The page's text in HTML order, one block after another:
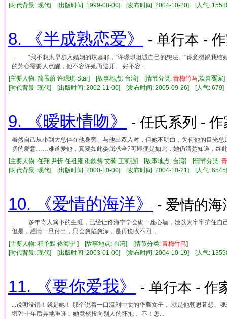
[时代背景: 现代] [出版时间: 1999-08-00] [发布时间: 2004-10-20] [人气:
8. 《半成熟恋爱》 - 单行本 -
... “我不想太早步入婚姻的坟墓耶，”许璟琪坦诚自己的想法。“你觉得跟我
的芳心需要人点醒，他不容许她再逃开。 好不容...
[主要人物: 简孟蔚 许璟琪 Star] [故事地点: 台湾] [情节分类: 青梅竹马 ,欢喜冤
[时代背景: 现代] [出版时间: 2002-11-00] [发布时间: 2005-09-26] [人气:
9. 《暧昧情吻》 - 任氏系列 -
虽然自己从小到大总伴在他身旁、与他出双入对，但她不明白，为何他的目光
切的爱意……难道爱他，真要如此委屈求全?可即便是如此，她仍清楚知道，终
[主要人物: 任翔 尹忻 任祖雍 劭歆隽 艾藜 王凯强] [故事地点: 台湾] [情节分类:
[时代背景: 现代] [出版时间: 2000-10-00] [发布时间: 2004-10-21] [人气:
10. 《爱情的海洋》 - 爱情的
... 多年寄人篱下的生涯，已经让佟海宁学会砌一座心墙，她以为牢牢护住
但是，感情一旦付出，只会愈陷愈深，是再也收不回...
[主要人物: 程予默 佟海宁 ] [故事地点: 台湾] [情节分类: 青梅竹马]
[时代背景: 现代] [出版时间: 2003-01-00] [发布时间: 2004-10-19] [人气:
11. 《要你爱我》 - 单行本 - 作
...说明没错！就是她！ 那个说着一口流利中文的华裔女子， 就是他朝思暮想
堪?! 十年后异地重逢，她竟然投向别人的怀抱， 不！怎...